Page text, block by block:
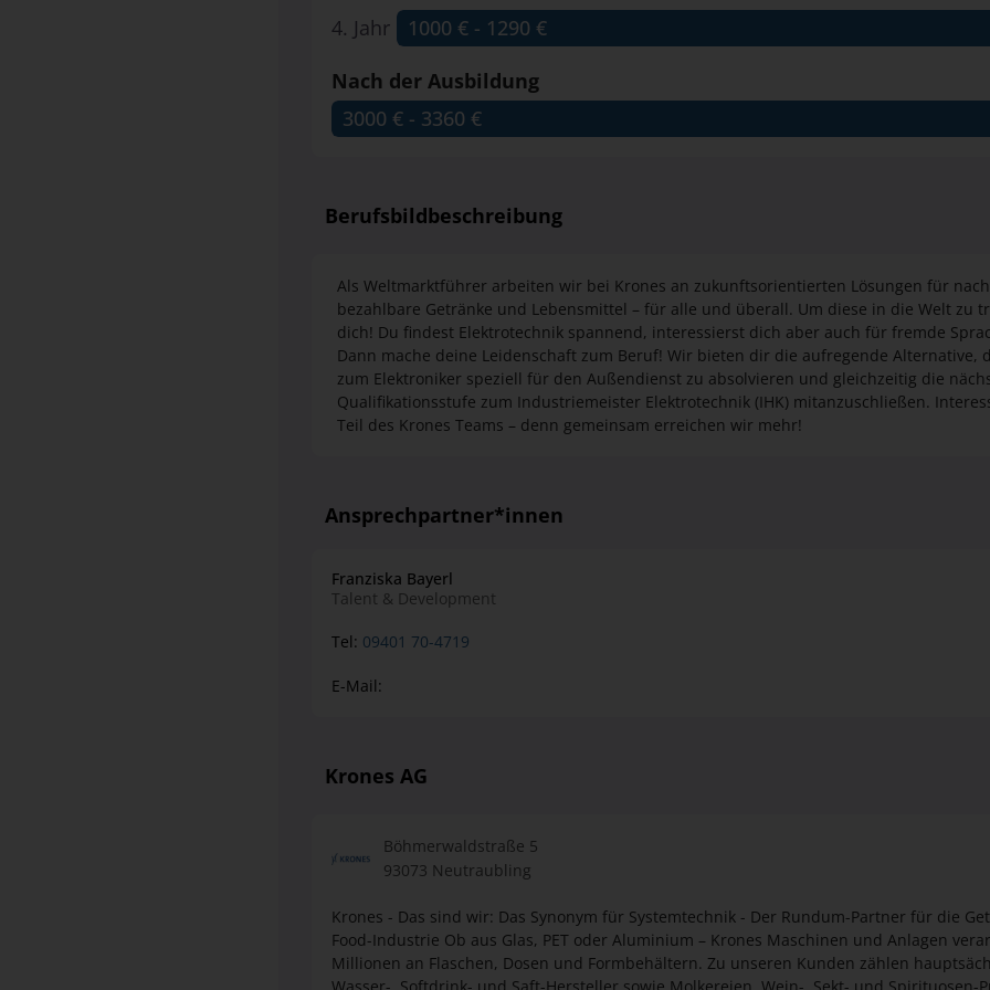
4. Jahr
1000 € - 1290 €
1000 € - 1290 €
Nach der Ausbildung
3000 € - 3360 €
3000 € - 3360 €
Berufsbildbeschreibung
Als Weltmarktführer arbeiten wir bei Krones an zukunftsorientierten Lösungen für
bezahlbare Getränke und Lebensmittel – für alle und überall. Um diese in die Welt zu
dich! Du findest Elektrotechnik spannend, interessierst dich aber auch für fremde
Dann mache deine Leidenschaft zum Beruf! Wir bieten dir die aufregende Alternative,
zum Elektroniker speziell für den Außendienst zu absolvieren und gleichzeitig die
Qualifikationsstufe zum Industriemeister Elektrotechnik (IHK) mitanzuschließen.
Teil des Krones Teams – denn gemeinsam erreichen wir mehr!
Ansprechpartner*innen
Franziska Bayerl
Talent & Development
Tel: 09401 70-4719
E-Mail:
Krones AG
Böhmerwaldstraße 5
93073 Neutraubling
Krones - Das sind wir: Das Synonym für Systemtechnik - Der Rundum-Partner für die
Food-Industrie Ob aus Glas, PET oder Aluminium – Krones Maschinen und Anlagen verarbeiten täglich
Millionen an Flaschen, Dosen und Formbehältern. Zu unseren Kunden zählen